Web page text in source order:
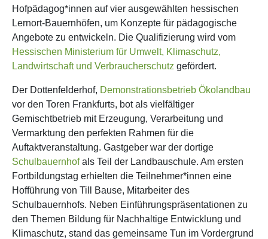
Hofpädagog*innen auf vier ausgewählten hessischen
Lernort-Bauernhöfen, um Konzepte für pädagogische
Angebote zu entwickeln. Die Qualifizierung wird vom
Hessischen Ministerium für Umwelt, Klimaschutz,
Landwirtschaft und Verbraucherschutz gefördert.
Der Dottenfelderhof, Demonstrationsbetrieb Ökolandbau
vor den Toren Frankfurts, bot als vielfältiger
Gemischtbetrieb mit Erzeugung, Verarbeitung und
Vermarktung den perfekten Rahmen für die
Auftaktveranstaltung. Gastgeber war der dortige
Schulbauernhofals Teil der Landbauschule. Am ersten
Fortbildungstag erhielten die Teilnehmer*innen eine
Hofführung von Till Bause, Mitarbeiter des
Schulbauernhofs. Neben Einführungspräsentationen zu
den Themen Bildung für Nachhaltige Entwicklung und
Klimaschutz, stand das gemeinsame Tun im Vordergrund